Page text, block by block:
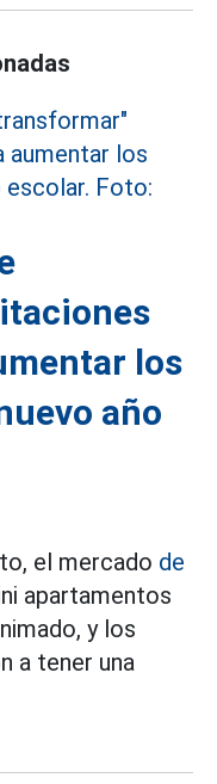
los
año
el mercado de
apartamentos
y los
a tener una